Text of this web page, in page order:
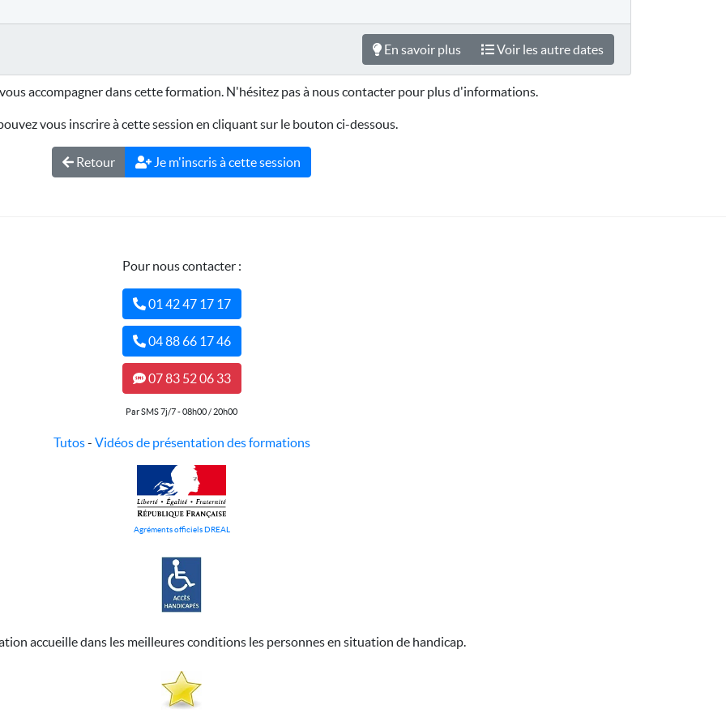
En savoir plus Voir les autre dates
accompagner dans cette formation. N'hésitez pas à nous contacter pour plus d'informations.
vous inscrire à cette session en cliquant sur le bouton ci-dessous.
Retour Je m'inscris à cette session
Pour nous contacter :
01 42 47 17 17
04 88 66 17 46
07 83 52 06 33
Par SMS 7j/7 - 08h00 / 20h00
Tutos- Vidéos de présentation des formations
Agréments officiels DREAL
accueille dans les meilleures conditions les personnes en situation de handicap.